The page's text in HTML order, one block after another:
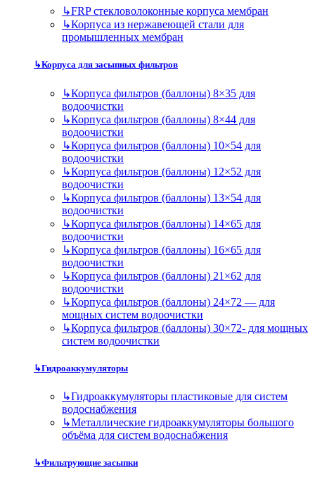
↳FRP стекловолоконные корпуса мембран
↳Корпуса из нержавеющей стали для
промышленных мембран
↳Корпуса для засыпных фильтров
↳Корпуса фильтров (баллоны) 8×35 для
водоочистки
↳Корпуса фильтров (баллоны) 8×44 для
водоочистки
↳Корпуса фильтров (баллоны) 10×54 для
водоочистки
↳Корпуса фильтров (баллоны) 12×52 для
водоочистки
↳Корпуса фильтров (баллоны) 13×54 для
водоочистки
↳Корпуса фильтров (баллоны) 14×65 для
водоочистки
↳Корпуса фильтров (баллоны) 16×65 для
водоочистки
↳Корпуса фильтров (баллоны) 21×62 для
водоочистки
↳Корпуса фильтров (баллоны) 24×72 — для
мощных систем водоочистки
↳Корпуса фильтров (баллоны) 30×72- для мощных
систем водоочистки
↳Гидроаккумуляторы
↳Гидроаккумуляторы пластиковые для систем
водоснабжения
↳Металлические гидроаккумуляторы большого
объёма для систем водоснабжения
↳Фильтрующие засыпки